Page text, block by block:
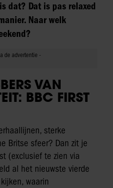
dat? Dat is pas relaxed
Naar welk
VAN
BBC FIRST
sterke
Britse sfeer? Dan zit je
(exclusief te zien via
al het nieuwste vierde
waarin